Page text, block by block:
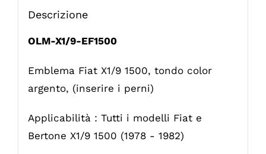
Descrizione
OLM-X1/9-EF1500
Emblema Fiat X1/9 1500, tondo color
argento, (inserire i perni)
Applicabilità : Tutti i modelli Fiat e
Bertone X1/9 1500 (1978 - 1982)